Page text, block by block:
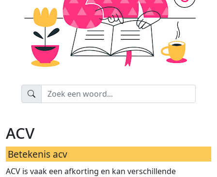
acv
Betekenis acv
ACV is vaak een afkorting en kan verschillende